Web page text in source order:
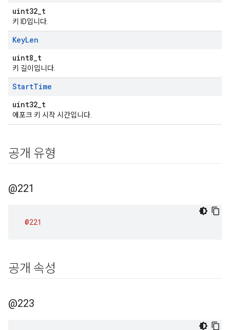
uint32_t
키 ID입니다.
KeyLen
uint8_t
키 길이입니다.
StartTime
uint32_t
에포크 키 시작 시간입니다.
공개 유형
@221
@221
공개 속성
@223